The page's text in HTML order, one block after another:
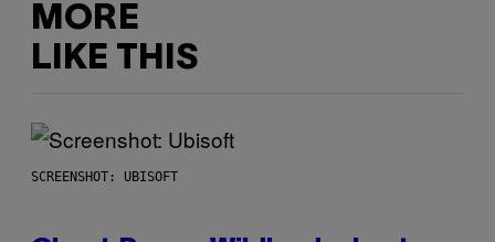
MORE
LIKE THIS
SCREENSHOT: UBISOFT